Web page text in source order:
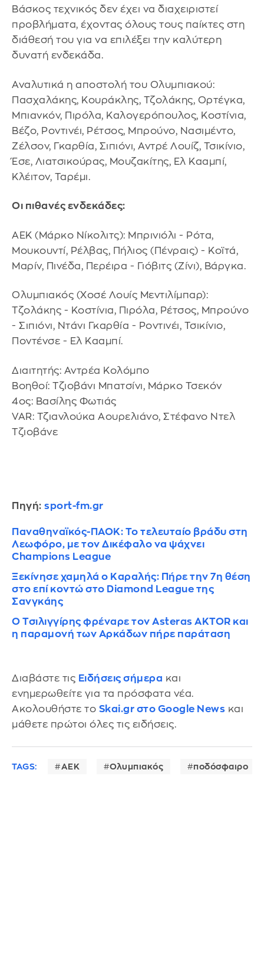
Βάσκος τεχνικός δεν έχει να διαχειριστεί
προβλήματα, έχοντας όλους τους παίκτες στη
διάθεσή του για να επιλέξει την καλύτερη
δυνατή ενδεκάδα.
Αναλυτικά η αποστολή του Ολυμπιακού:
Πασχαλάκης, Κουράκλης, Τζολάκης, Ορτέγκα,
Μπιανκόν, Πιρόλα, Καλογερόπουλος, Κοστίνια,
Βέζο, Ροντινέι, Ρέτσος, Μπρούνο, Νασιμέντο,
Ζέλσον, Γκαρθία, Σιπιόνι, Αντρέ Λουίζ, Τσικίνιο,
Έσε, Λιατσικούρας, Μουζακίτης, Ελ Κααμπί,
Κλέιτον, Ταρέμι.
Οι πιθανές ενδεκάδες:
ΑΕΚ (Μάρκο Νίκολιτς): Μπρινιόλι - Ρότα,
Μουκουντί, Ρέλβας, Πήλιος (Πένραις) - Κοϊτά,
Μαρίν, Πινέδα, Περέιρα - Γιόβιτς (Ζίνι), Βάργκα.
Ολυμπιακός (Χοσέ Λουίς Μεντιλίμπαρ):
Τζολάκης - Κοστίνια, Πιρόλα, Ρέτσος, Μπρούνο
- Σιπιόνι, Ντάνι Γκαρθία - Ροντινέι, Τσικίνιο,
Ποντένσε - Ελ Κααμπί.
Διαιτητής: Αντρέα Κολόμπο
Βοηθοί: Τζιοβάνι Μπατσίνι, Μάρκο Τσεκόν
4ος: Βασίλης Φωτιάς
VAR: Τζιανλούκα Αουρελιάνο, Στέφανο Ντελ
Τζιοβάνε
Πηγή: sport-fm.gr
Παναθηναϊκός-ΠΑΟΚ: Το τελευταίο βράδυ στη
Λεωφόρο, με τον Δικέφαλο να ψάχνει
Champions League
Ξεκίνησε χαμηλά ο Καραλής: Πήρε την 7η θέση
στο επί κοντώ στο Diamond League της
Σανγκάης
Ο Τσιλιγγίρης φρέναρε τον Asteras AKTOR και
η παραμονή των Αρκάδων πήρε παράταση
Διαβάστε τις Ειδήσεις σήμερα και
ενημερωθείτε για τα πρόσφατα νέα.
Ακολουθήστε το Skai.gr στο Google News και
μάθετε πρώτοι όλες τις ειδήσεις.
TAGS: ΑΕΚ Ολυμπιακός ποδόσφαιρο